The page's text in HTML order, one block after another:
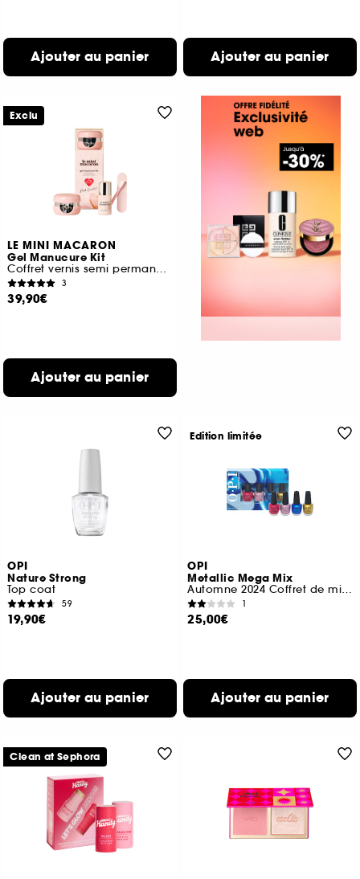
Ajouter au panier Ajouter au panier
LE MINI MACARON
Gel Manucure Kit
Coffret vernis semi permanent 3 en 1
3
39,90€
Ajouter au panier
Exclu
OPI
Nature Strong
Top coat
59
19,90€
Ajouter au panier
OPI
Metallic Mega Mix
Automne 2024 Coffret de minis vernis tenue jusqu'à 7 jours
1
25,00€
Ajouter au panier
Edition limitée
Clean at Sephora